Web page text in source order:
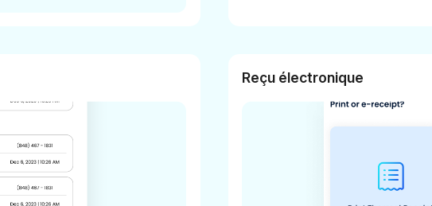
Reçu électronique